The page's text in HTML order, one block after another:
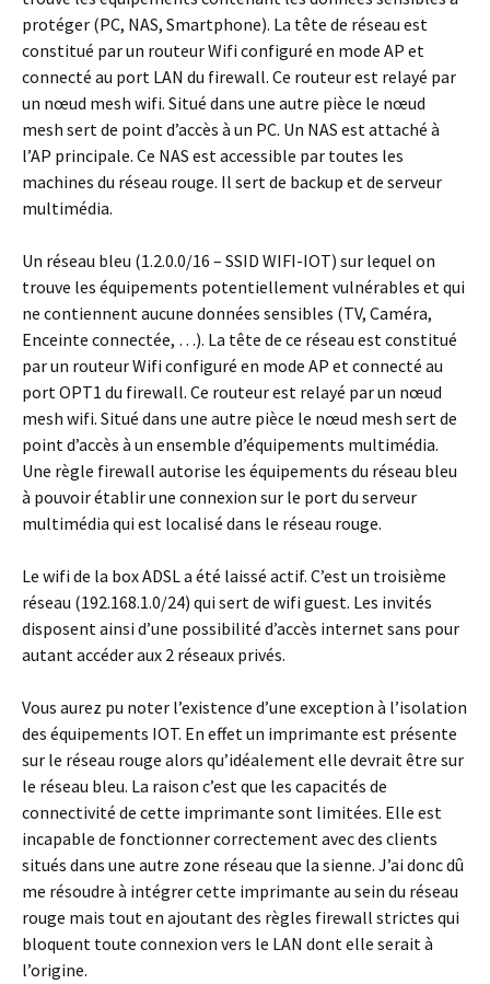
protéger (PC, NAS, Smartphone). La tête de réseau est
constitué par un routeur Wifi configuré en mode AP et
connecté au port LAN du firewall. Ce routeur est relayé par
un nœud mesh wifi. Situé dans une autre pièce le nœud
mesh sert de point d’accès à un PC. Un NAS est attaché à
l’AP principale. Ce NAS est accessible par toutes les
machines du réseau rouge. Il sert de backup et de serveur
multimédia.
Un réseau bleu (1.2.0.0/16 – SSID WIFI-IOT) sur lequel on
trouve les équipements potentiellement vulnérables et qui
ne contiennent aucune données sensibles (TV, Caméra,
Enceinte connectée, …). La tête de ce réseau est constitué
par un routeur Wifi configuré en mode AP et connecté au
port OPT1 du firewall. Ce routeur est relayé par un nœud
mesh wifi. Situé dans une autre pièce le nœud mesh sert de
point d’accès à un ensemble d’équipements multimédia.
Une règle firewall autorise les équipements du réseau bleu
à pouvoir établir une connexion sur le port du serveur
multimédia qui est localisé dans le réseau rouge.
Le wifi de la box ADSL a été laissé actif. C’est un troisième
réseau (192.168.1.0/24) qui sert de wifi guest. Les invités
disposent ainsi d’une possibilité d’accès internet sans pour
autant accéder aux 2 réseaux privés.
Vous aurez pu noter l’existence d’une exception à l’isolation
des équipements IOT. En effet un imprimante est présente
sur le réseau rouge alors qu’idéalement elle devrait être sur
le réseau bleu. La raison c’est que les capacités de
connectivité de cette imprimante sont limitées. Elle est
incapable de fonctionner correctement avec des clients
situés dans une autre zone réseau que la sienne. J’ai donc dû
me résoudre à intégrer cette imprimante au sein du réseau
rouge mais tout en ajoutant des règles firewall strictes qui
bloquent toute connexion vers le LAN dont elle serait à
l’origine.